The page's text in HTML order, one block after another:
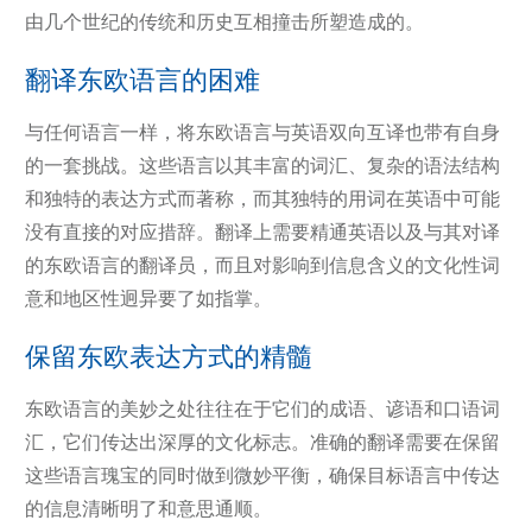
由几个世纪的传统和历史互相撞击所塑造成的。
翻译东欧语言的困难
与任何语言一样，将东欧语言与英语双向互译也带有自身
的一套挑战。这些语言以其丰富的词汇、复杂的语法结构
和独特的表达方式而著称，而其独特的用词在英语中可能
没有直接的对应措辞。翻译上需要精通英语以及与其对译
的东欧语言的翻译员，而且对影响到信息含义的文化性词
意和地区性迥异要了如指掌。
保留东欧表达方式的精髓
东欧语言的美妙之处往往在于它们的成语、谚语和口语词
汇，它们传达出深厚的文化标志。准确的翻译需要在保留
这些语言瑰宝的同时做到微妙平衡，确保目标语言中传达
的信息清晰明了和意思通顺。